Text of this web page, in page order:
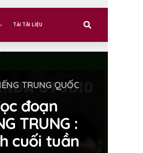
TẢI TÀI LIỆU
TRUNG QUỐC
đoạn
TRUNG :
cuối tuần